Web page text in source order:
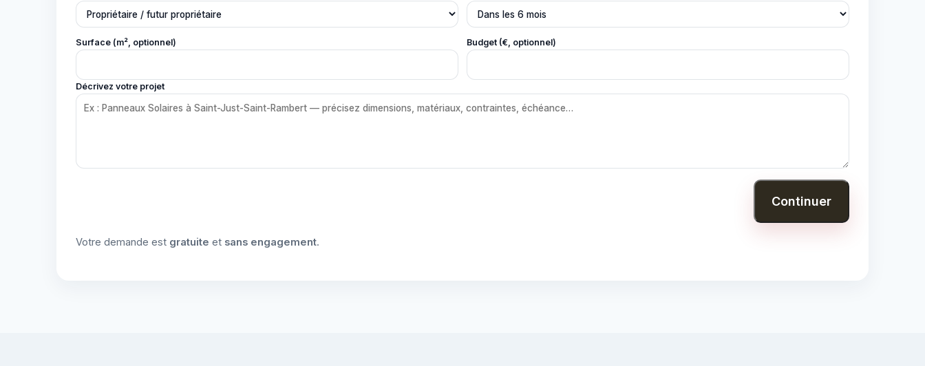
Surface (m², optionnel) Budget (€, optionnel)
Décrivez votre projet
Continuer
Votre demande est gratuite et sans engagement.